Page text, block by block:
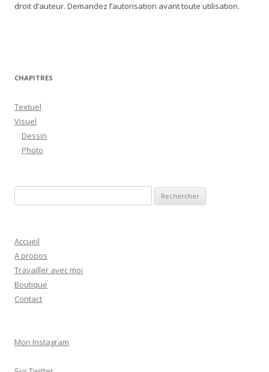
droit d’auteur. Demandez l’autorisation avant toute utilisation.
CHAPITRES
Textuel
Visuel
Dessin
Photo
e
h
e
r
c
h
Accueil
A propos
Travailler avec moi
Boutique
Contact
Mon Instagram